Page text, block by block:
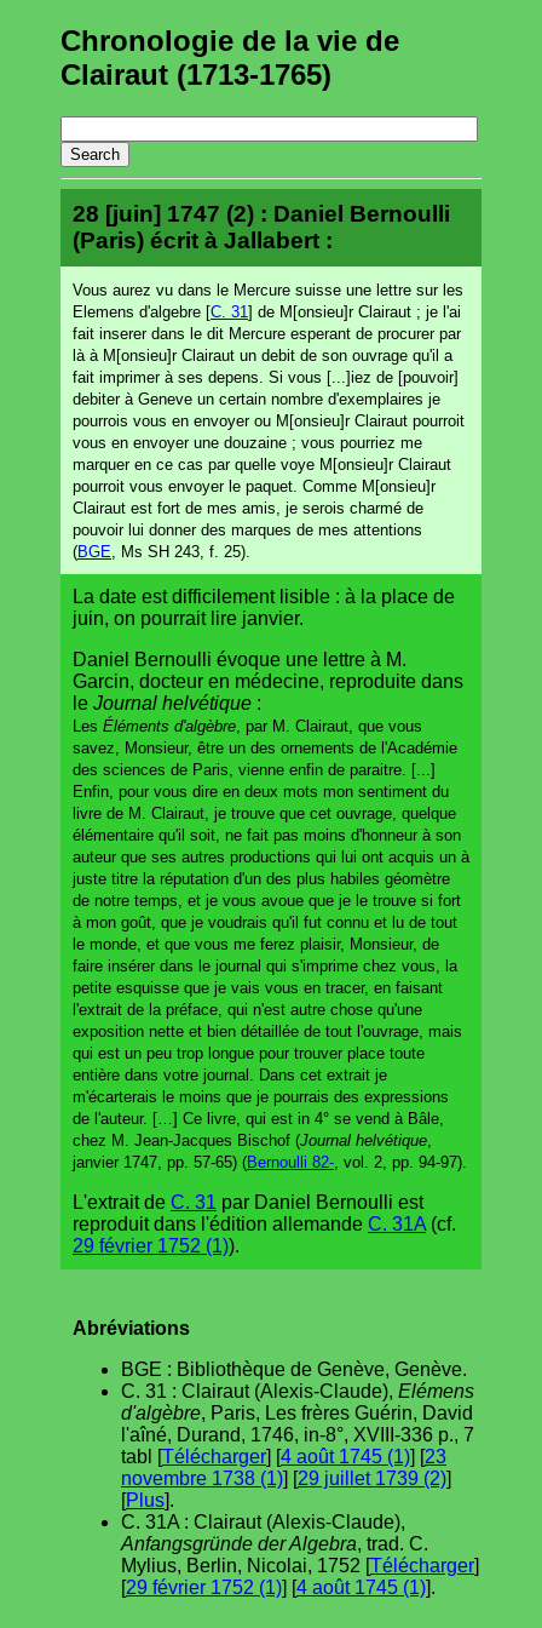
Chronologie de la vie de
Clairaut (1713-1765)
28 [juin] 1747 (2) : Daniel Bernoulli
(Paris) écrit à Jallabert :
Vous aurez vu dans le Mercure suisse une lettre sur les
Elemens d'algebre [C. 31 ] de M[onsieu]r Clairaut ; je l'ai
fait inserer dans le dit Mercure esperant de procurer par
là à M[onsieu]r Clairaut un debit de son ouvrage qu'il a
fait imprimer à ses depens. Si vous [...]iez de [pouvoir]
debiter à Geneve un certain nombre d'exemplaires je
pourrois vous en envoyer ou M[onsieu]r Clairaut pourroit
vous en envoyer une douzaine ; vous pourriez me
marquer en ce cas par quelle voye M[onsieu]r Clairaut
pourroit vous envoyer le paquet. Comme M[onsieu]r
Clairaut est fort de mes amis, je serois charmé de
pouvoir lui donner des marques de mes attentions
(BGE , Ms SH 243, f. 25).
La date est difficilement lisible : à la place de
juin, on pourrait lire janvier.
Daniel Bernoulli évoque une lettre à M.
Garcin, docteur en médecine, reproduite dans
le Journal helvétique :
Les Éléments d'algèbre , par M. Clairaut, que vous
savez, Monsieur, être un des ornements de l'Académie
des sciences de Paris, vienne enfin de paraitre. [...]
Enfin, pour vous dire en deux mots mon sentiment du
livre de M. Clairaut, je trouve que cet ouvrage, quelque
élémentaire qu'il soit, ne fait pas moins d'honneur à son
auteur que ses autres productions qui lui ont acquis un à
juste titre la réputation d'un des plus habiles géomètre
de notre temps, et je vous avoue que je le trouve si fort
à mon goût, que je voudrais qu'il fut connu et lu de tout
le monde, et que vous me ferez plaisir, Monsieur, de
faire insérer dans le journal qui s'imprime chez vous, la
petite esquisse que je vais vous en tracer, en faisant
l'extrait de la préface, qui n'est autre chose qu'une
exposition nette et bien détaillée de tout l'ouvrage, mais
qui est un peu trop longue pour trouver place toute
entière dans votre journal. Dans cet extrait je
m'écarterais le moins que je pourrais des expressions
de l'auteur. […] Ce livre, qui est in 4° se vend à Bâle,
chez M. Jean-Jacques Bischof (Journal helvétique
janvier 1747, pp. 57-65) (Bernoulli 82- , vol. 2, pp. 94-97).
L'extrait de C. 31 par Daniel Bernoulli est
reproduit dans l'édition allemande C. 31A (cf.
29 février 1752 (1)).
Abréviations
BGE : Bibliothèque de Genève, Genève.
C. 31 : Clairaut (Alexis-Claude), Elémens
d'algèbre, Paris, Les frères Guérin, David
l'aîné, Durand, 1746, in-8°, XVIII-336 p., 7
tabl [Télécharger] [4 août 1745 (1)] [23
novembre 1738 (1)] [29 juillet 1739 (2)]
[Plus].
C. 31A : Clairaut (Alexis-Claude),
Anfangsgründe der Algebra, trad. C.
Mylius, Berlin, Nicolai, 1752 [Télécharger]
[29 février 1752 (1)] [4 août 1745 (1)].